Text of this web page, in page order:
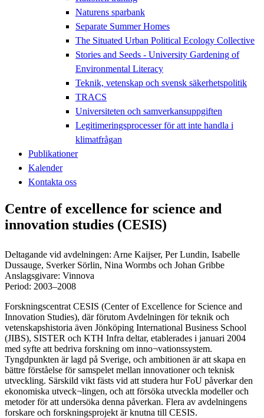
Naturens sparbank
Separate Summer Homes
The Situated Urban Political Ecology Collective
Stories and Seeds - University Gardening of
Environmental Literacy
Teknik, vetenskap och svensk säkerhetspolitik
TRACS
Universiteten och samverkansuppgiften
Legitimeringsprocesser för att inte handla i
klimatfrågan
Publikationer
Kalender
Kontakta oss
Centre of excellence for science and
innovation studies (CESIS)
Deltagande vid avdelningen: Arne Kaijser, Per Lundin, Isabelle
Dussauge, Sverker Sörlin, Nina Wormbs och Johan Gribbe
Anslagsgivare: Vinnova
Period: 2003–2008
Forskningscentrat CESIS (Center of Excellence for Science and
Innovation Studies), där förutom Avdelningen för teknik och
vetenskapshistoria även Jönköping International Business School
(JIBS), SISTER och KTH Infra deltar, etablerades i januari 2004
med syfte att bedriva forskning om inno¬vationssystem.
Tyngdpunkten är lagd på Sverige, och ambitionen är att skapa en
bättre förståelse för samspelet mellan innovationer och teknisk
utveckling. Särskild vikt fästs vid att studera hur FoU påverkar den
ekonomiska utveck¬lingen, och att försöka utveckla modeller och
metoder för att undersöka denna påverkan. Flera av avdelningens
forskare och forskningsprojekt är knutna till CESIS.